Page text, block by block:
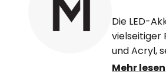
Die LED-
vielseitiger
und Acryl,
jedem
Mehr lesen